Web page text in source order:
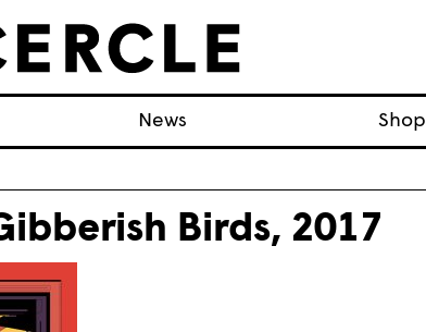
News Shop
Birds, 2017